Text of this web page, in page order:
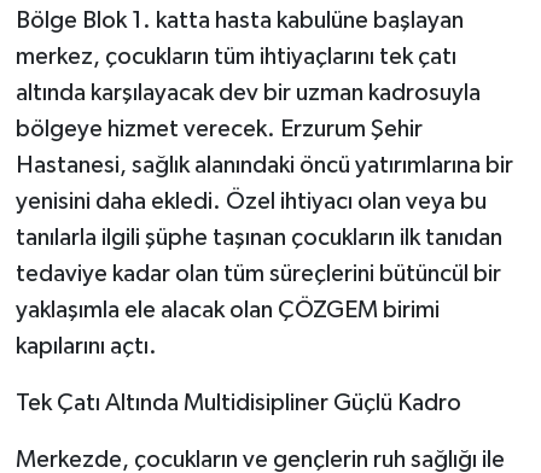
Bölge Blok 1. katta hasta kabulüne başlayan
merkez, çocukların tüm ihtiyaçlarını tek çatı
altında karşılayacak dev bir uzman kadrosuyla
bölgeye hizmet verecek. Erzurum Şehir
Hastanesi, sağlık alanındaki öncü yatırımlarına bir
yenisini daha ekledi. Özel ihtiyacı olan veya bu
tanılarla ilgili şüphe taşınan çocukların ilk tanıdan
tedaviye kadar olan tüm süreçlerini bütüncül bir
yaklaşımla ele alacak olan ÇÖZGEM birimi
kapılarını açtı.
Tek Çatı Altında Multidisipliner Güçlü Kadro
Merkezde, çocukların ve gençlerin ruh sağlığı ile